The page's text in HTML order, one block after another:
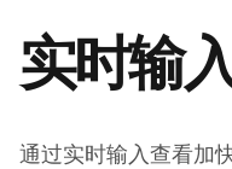
实时输
通过实时输入查看加